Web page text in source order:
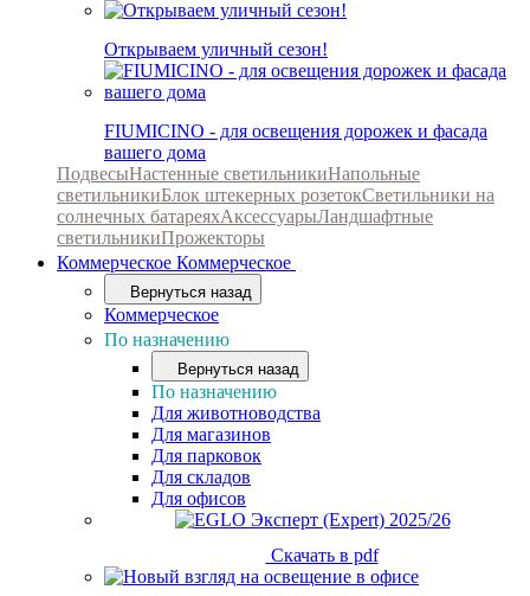
Открываем уличный сезон!
FIUMICINO - для освещения дорожек и фасада
вашего дома
ПодвесыНастенные светильникиНапольные
светильникиБлок штекерных розетокСветильники на
солнечных батареяхАксессуарыЛандшафтные
светильникиПрожекторы
Коммерческое Коммерческое
Вернуться назад
Коммерческое
По назначению
Вернуться назад
По назначению
Для животноводства
Для магазинов
Для парковок
Для складов
Для офисов
Скачать в pdf